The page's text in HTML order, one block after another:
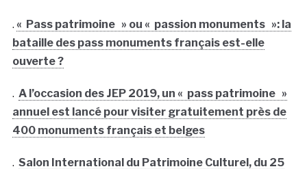
. « Pass patrimoine » ou « passion monuments »: la
bataille des pass monuments français est-elle
ouverte ?
. A l’occasion des JEP 2019, un « pass patrimoine »
annuel est lancé pour visiter gratuitement près de
400 monuments français et belges
. Salon International du Patrimoine Culturel, du 25